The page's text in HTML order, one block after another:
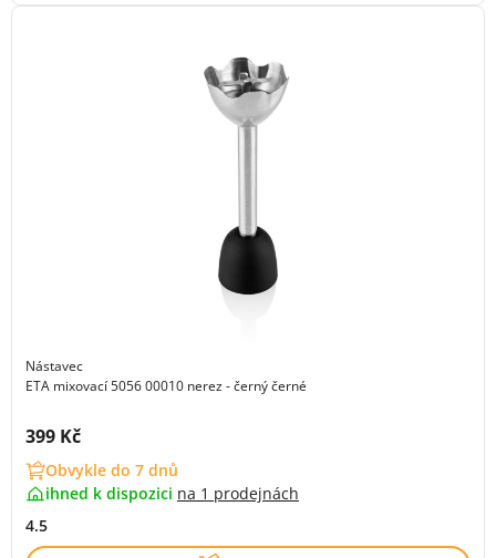
Nástavec
ETA mixovací 5056 00010 nerez - černý černé
Cena s DPH:
399 Kč
Obvykle do 7 dnů
ihned k dispozici na 1 prodejnách
4.5